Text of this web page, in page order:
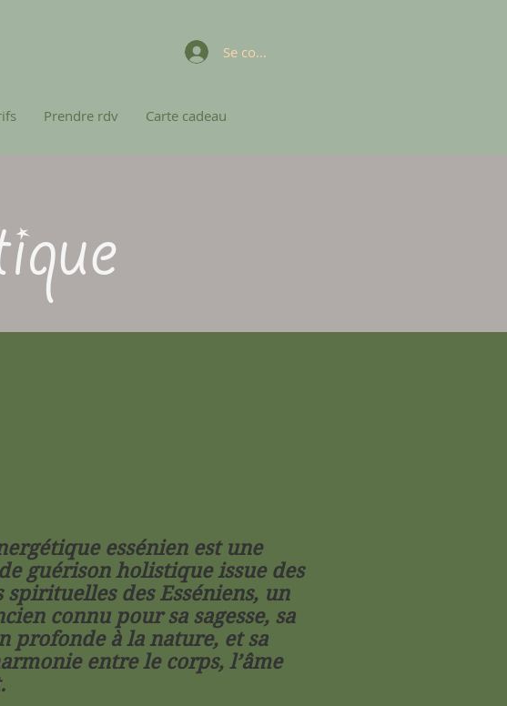
Se connecter
Prendre rdv Carte cadeau
essénien est une
guérison holistique issue des
des Esséniens, un
connu pour sa sagesse, sa
profonde à la nature, et sa
entre le corps, l’âme